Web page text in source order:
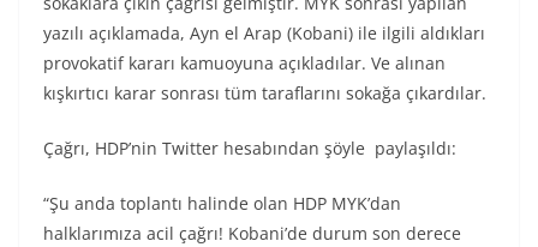
yazılı açıklamada, Ayn el Arap (Kobani) ile ilgili aldıkları
provokatif kararı kamuoyuna açıkladılar. Ve alınan
kışkırtıcı karar sonrası tüm taraflarını sokağa çıkardılar.
Çağrı, HDP’nin Twitter hesabından şöyle paylaşıldı:
“Şu anda toplantı halinde olan HDP MYK’dan
halklarımıza acil çağrı! Kobani’de durum son derece